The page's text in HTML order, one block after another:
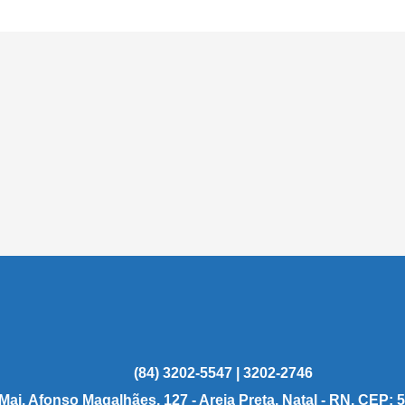
(84) 3202-5547 | 3202-2746
Afonso Magalhães, 127 - Areia Preta, Natal - RN, CEP: